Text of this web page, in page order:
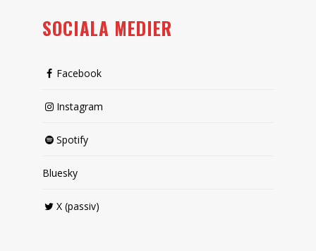
SOCIALA MEDIER
Facebook
Instagram
Spotify
Bluesky
X (passiv)